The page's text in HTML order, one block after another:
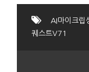
AI마이크립
퀘스트V71